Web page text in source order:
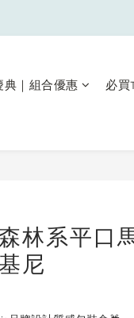
典｜組合優惠
必買
林系平口
尼